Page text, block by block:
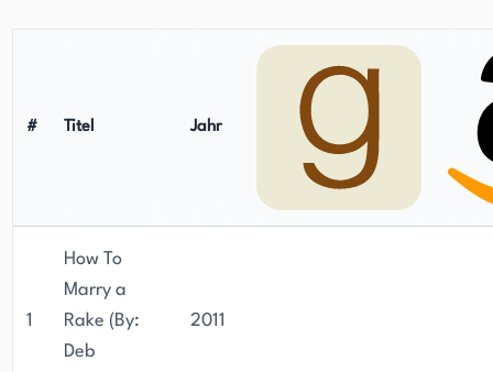
# Titel Jahr
1
How To
Marry a
Rake (By:
Deb
2011